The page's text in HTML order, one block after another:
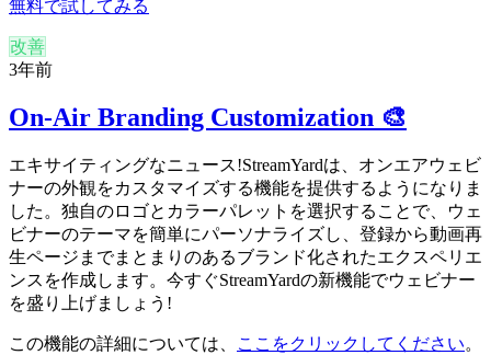
無料で試してみる
改善
3年前
On-Air Branding Customization 🎨
エキサイティングなニュース!StreamYardは、オンエアウェビ
ナーの外観をカスタマイズする機能を提供するようになりま
した。独自のロゴとカラーパレットを選択することで、ウェ
ビナーのテーマを簡単にパーソナライズし、登録から動画再
生ページまでまとまりのあるブランド化されたエクスペリエ
ンスを作成します。今すぐStreamYardの新機能でウェビナー
を盛り上げましょう!
この機能の詳細については、 ここをクリックしてください。